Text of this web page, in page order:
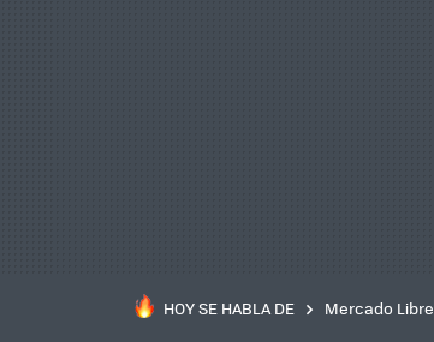
HOY SE HABLA DE Mercado Libre